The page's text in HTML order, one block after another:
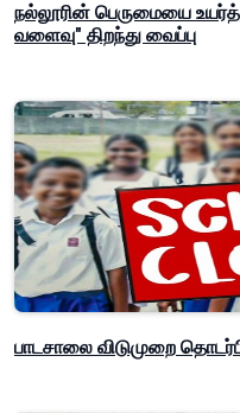
நல்லூரின் பெருமையை
வளைவு" திறந்து வைப்பு
பாடசாலை விடுமுறை